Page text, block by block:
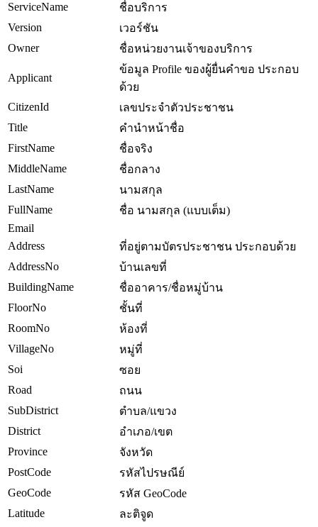
ServiceName
ชื่อบริการ
Version
เวอร์ชัน
Owner
ชื่อหน่วยงานเจ้าของบริการ
Applicant
ข้อมูล Profile ของผู้ยื่นคำขอ ประกอบ
ด้วย
CitizenId
เลขประจำตัวประชาชน
Title
คำนำหน้าชื่อ
FirstName
ชื่อจริง
MiddleName
ชื่อกลาง
LastName
นามสกุล
FullName
ชื่อ นามสกุล (แบบเต็ม)
Email
Address
ที่อยู่ตามบัตรประชาชน ประกอบด้วย
AddressNo
บ้านเลขที่
BuildingName
ชื่ออาคาร/ชื่อหมู่บ้าน
FloorNo
ชั้นที่
RoomNo
ห้องที่
VillageNo
หมู่ที่
Soi
ซอย
Road
ถนน
SubDistrict
ตำบล/แขวง
District
อำเภอ/เขต
Province
จังหวัด
PostCode
รหัสไปรษณีย์
GeoCode
รหัส GeoCode
Latitude
ละติจูด